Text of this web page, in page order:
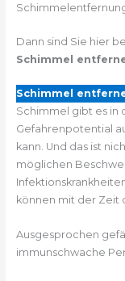
Dann sind Sie hier
Schimmel
Schimmel
Schimmel gibt es in
Gefahrenpotential
kann. Und das ist
möglichen
können mit der Zeit
Ausgesprochen
immunschwache